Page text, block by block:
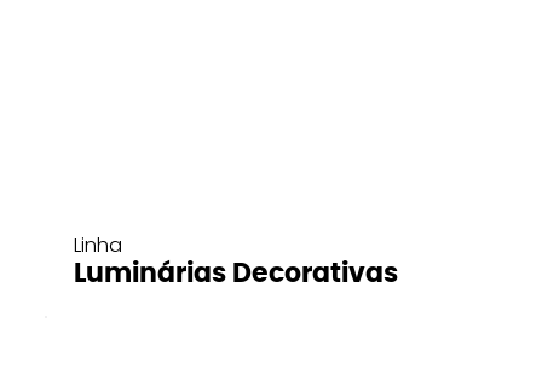
Linha
Luminárias Decorativas